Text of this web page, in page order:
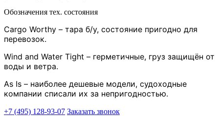
Обозначения тех. состояния
Cargo Worthy – тара б/у, состояние пригодно для
перевозок.
Wind and Water Tight – герметичные, груз защищён от
воды и ветра.
As Is – наиболее дешевые модели, судоходные
компании списали их за непригодностью.
+7 (495) 128-93-07 Заказать звонок